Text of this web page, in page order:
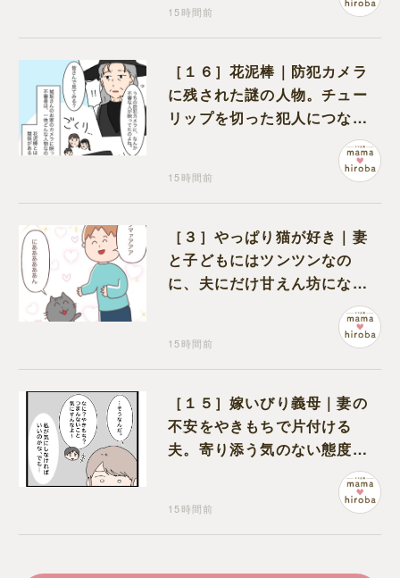
15時間前
［１６］花泥棒｜防犯カメラ
に残された謎の人物。チュー
リップを切った犯人につなが
る証拠になるのか期待する
15時間前
［３］やっぱり猫が好き｜妻
と子どもにはツンツンなの
に、夫にだけ甘えん坊になる
15時間前
［１５］嫁いびり義母｜妻の
不安をやきもちで片付ける
夫。寄り添う気のない態度に
15時間前